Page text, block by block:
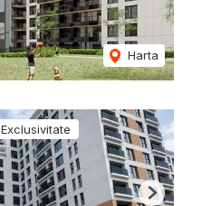
Harta
Exclusivitate
Next